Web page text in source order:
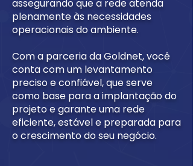
assegurando que a rede atenda
plenamente às necessidades
operacionais do ambiente.
Com a parceria da Goldnet, você
conta com um levantamento
preciso e confiável, que serve
como base para a implantação do
projeto e garante uma rede
eficiente, estável e preparada para
o crescimento do seu negócio.